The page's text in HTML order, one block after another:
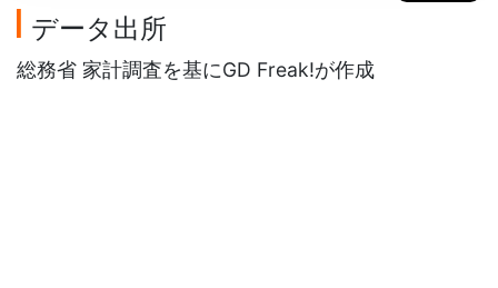
データ出所
総務省 家計調査を基にGD Freak!が作成